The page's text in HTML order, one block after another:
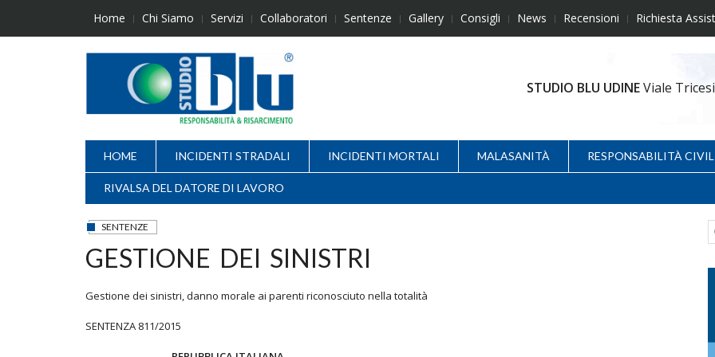
content
Home Chi Siamo Servizi Collaboratori Sentenze Gallery Consigli News Recensioni Richiesta
STUDIO BLU UDINEViale
HOME INCIDENTI STRADALI INCIDENTI MORTALI MALASANITÀ RESPONSABILITÀ
RIVALSA DEL DATORE DI LAVORO
SENTENZE
GESTIONE DEI SINISTRI
Gestione dei sinistri, danno morale ai parenti riconosciuto nella totalità
SENTENZA 811/2015